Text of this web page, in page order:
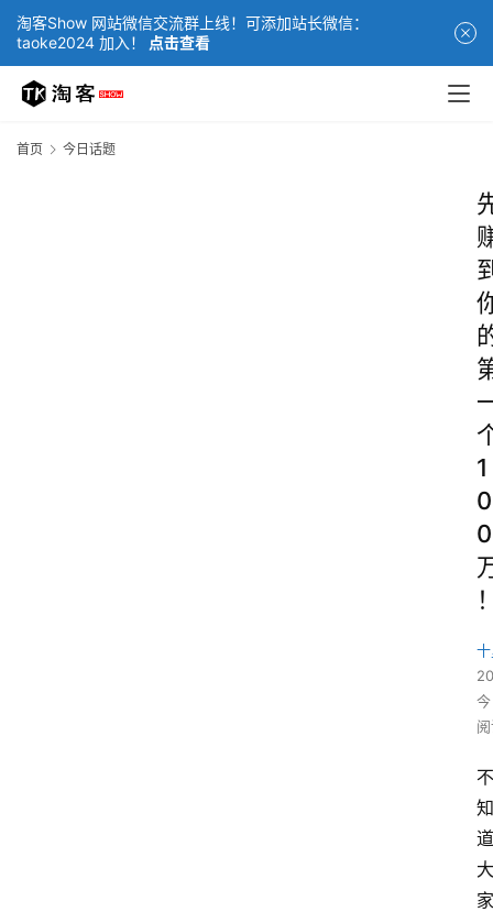
淘客Show 网站微信交流群上线！可添加站长微信：
taoke2024 加入！
点击查看
首页 今日话题
1
0
0
不
知
道
大
家